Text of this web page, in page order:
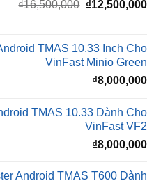
₫16,500,000.
TMAS 10.33 Inch Cho
₫8,000,000
TMAS 10.33 Dành Cho
₫8,000,000
Android TMAS T600 Dành
Cho VinFast VF3
₫10,800,000